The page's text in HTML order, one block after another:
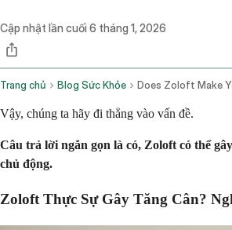
Cập nhật lần cuối 6 tháng 1, 2026
Trang chủ Blog Sức Khỏe Does Zoloft Make
Vậy, chúng ta hãy đi thẳng vào vấn đề.
Câu trả lời ngắn gọn là có, Zoloft có thể
chủ động.
Zoloft Thực Sự Gây Tăng Cân?